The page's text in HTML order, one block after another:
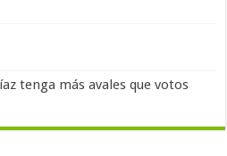
tenga más avales que votos